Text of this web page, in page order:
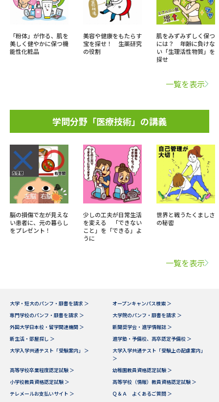
「粉体」が作る、肌を
美しく健やかに保つ機
能性化粧品
美容や健康をもたらす
宝を探せ！ 生薬研究
の役割
肌をみずみずしく保つ
には？ 年齢に負けな
い「生理活性物質」を
探せ
一覧を表示
学問分野「医療技術」の講義
脳の損傷で左が見えな
い患者に、元の暮らし
をプレゼント！
少しの工夫が日常生活
を変える 「できない
こと」を「できる」よ
うに
世界と戦うたくましさ
の秘密
一覧を表示
大学・短大のパンフ・願書を請求 ＞
オープンキャンパス検索 ＞
専門学校のパンフ・願書を請求 ＞
大学院のパンフ・願書を請求 ＞
外国大学日本校・留学関連機関 ＞
新聞奨学会・進学情報誌 ＞
新生活・部屋探し ＞
進学塾・予備校、高卒認定予備校 ＞
大学入学共通テスト「受験案内」 ＞
大学入学共通テスト「受験上の配慮案内」
＞
高等学校卒業程度認定試験 ＞
幼稚園教員資格認定試験 ＞
小学校教員資格認定試験 ＞
高等学校（情報）教員資格認定試験 ＞
テレメールお支払いサイト ＞
Ｑ＆Ａ よくあるご質問 ＞